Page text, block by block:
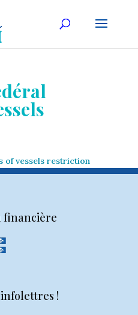
of vessels restriction
financière
!